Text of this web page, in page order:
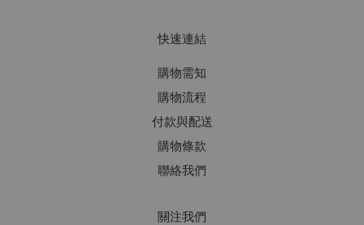
快速連結
購物需知
購物流程
付款與配送
購物條款
聯絡我們
關注我們